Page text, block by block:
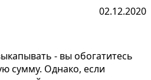
02.12.2020
- вы обогатитесь
сумму. Однако, если